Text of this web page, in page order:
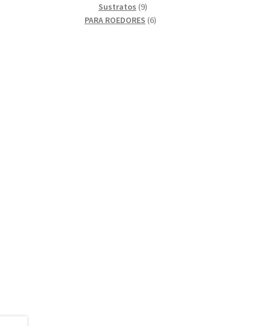
Sustratos 99
productos
PARA ROEDORES 66